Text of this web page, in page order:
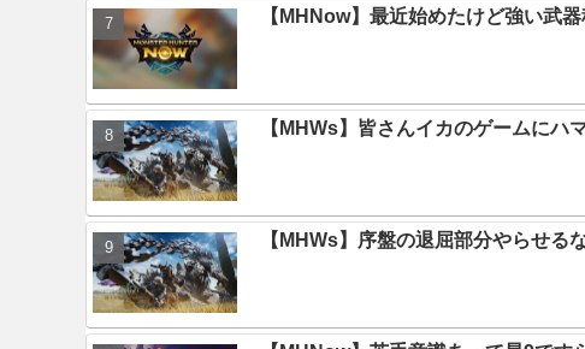
【MHNow】最近始めたけど強い武器
【MHWs】皆さんイカのゲームに
【MHWs】序盤の退屈部分やらせる